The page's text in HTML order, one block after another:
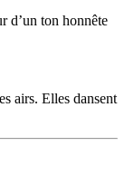
d’un ton honnête
airs. Elles dansent